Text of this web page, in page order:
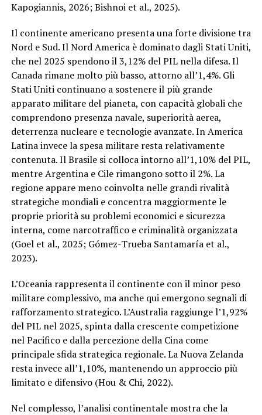
Kapogiannis, 2026; Bishnoi et al., 2025).
Il continente americano presenta una forte divisione tra
Nord e Sud. Il Nord America è dominato dagli Stati Uniti,
che nel 2025 spendono il 3,12% del PIL nella difesa. Il
Canada rimane molto più basso, attorno all’1,4%. Gli
Stati Uniti continuano a sostenere il più grande
apparato militare del pianeta, con capacità globali che
comprendono presenza navale, superiorità aerea,
deterrenza nucleare e tecnologie avanzate. In America
Latina invece la spesa militare resta relativamente
contenuta. Il Brasile si colloca intorno all’1,10% del PIL,
mentre Argentina e Cile rimangono sotto il 2%. La
regione appare meno coinvolta nelle grandi rivalità
strategiche mondiali e concentra maggiormente le
proprie priorità su problemi economici e sicurezza
interna, come narcotraffico e criminalità organizzata
(Goel et al., 2025; Gómez-Trueba Santamaría et al.,
2023).
L’Oceania rappresenta il continente con il minor peso
militare complessivo, ma anche qui emergono segnali di
rafforzamento strategico. L’Australia raggiunge l’1,92%
del PIL nel 2025, spinta dalla crescente competizione
nel Pacifico e dalla percezione della Cina come
principale sfida strategica regionale. La Nuova Zelanda
resta invece all’1,10%, mantenendo un approccio più
limitato e difensivo (Hou & Chi, 2022).
Nel complesso, l’analisi continentale mostra che la